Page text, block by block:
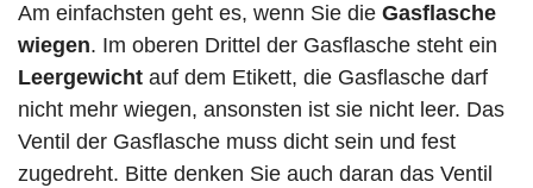
Am einfachsten geht es, wenn Sie die Gasflasche
wiegen. Im oberen Drittel der Gasflasche steht ein
Leergewicht auf dem Etikett, die Gasflasche darf
nicht mehr wiegen, ansonsten ist sie nicht leer. Das
Ventil der Gasflasche muss dicht sein und fest
zugedreht. Bitte denken Sie auch daran das Ventil